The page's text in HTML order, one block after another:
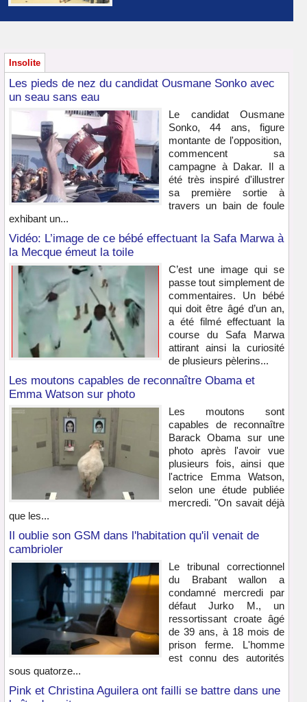
Insolite
Les pieds de nez du candidat Ousmane Sonko avec
un seau sans eau
Le candidat Ousmane
Sonko, 44 ans, figure
montante de l'opposition,
commencent sa
campagne à Dakar. Il a
été très inspiré d'illustrer
sa première sortie à
travers un bain de foule
exhibant un...
Vidéo: L’image de ce bébé effectuant la Safa Marwa à
la Mecque émeut la toile
C’est une image qui se
passe tout simplement de
commentaires. Un bébé
qui doit être âgé d’un an,
a été filmé effectuant la
course du Safa Marwa
attirant ainsi la curiosité
de plusieurs pèlerins...
Les moutons capables de reconnaître Obama et
Emma Watson sur photo
Les moutons sont
capables de reconnaître
Barack Obama sur une
photo après l'avoir vue
plusieurs fois, ainsi que
l'actrice Emma Watson,
selon une étude publiée
mercredi. "On savait déjà
que les...
Il oublie son GSM dans l'habitation qu'il venait de
cambrioler
Le tribunal correctionnel
du Brabant wallon a
condamné mercredi par
défaut Jurko M., un
ressortissant croate âgé
de 39 ans, à 18 mois de
prison ferme. L'homme
est connu des autorités
sous quatorze...
Pink et Christina Aguilera ont failli se battre dans une